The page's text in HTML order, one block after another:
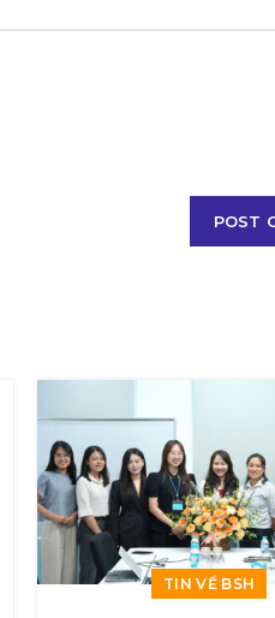
TIN VỀ BSH